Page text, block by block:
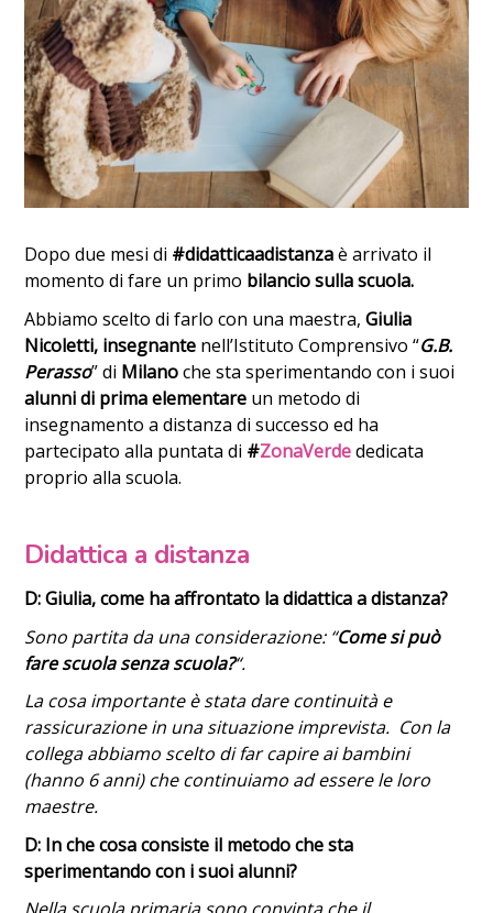
Dopo due mesi di #didatticaadistanzaè arrivato il
momento di fare un primo bilancio sulla scuola.
Abbiamo scelto di farlo con una maestra,Giulia
Nicoletti, insegnante nell’Istituto Comprensivo “G.B.
Perasso” di Milanoche sta sperimentando con i suoi
alunni di prima elementare un metodo di
insegnamento a distanza di successo ed ha
partecipato alla puntata di #ZonaVerdededicata
proprio alla scuola.
Didattica a distanza
D: Giulia, come ha affrontato la didattica a distanza?
Sono partita da una considerazione: “Come si può
fare scuola senza scuola?“.
La cosa importante è stata dare continuità e
rassicurazione in una situazione imprevista. Con la
collega abbiamo scelto di far capire ai bambini
(hanno 6 anni) che continuiamo ad essere le loro
maestre.
D: In che cosa consiste il metodo che sta
sperimentando con i suoi alunni?